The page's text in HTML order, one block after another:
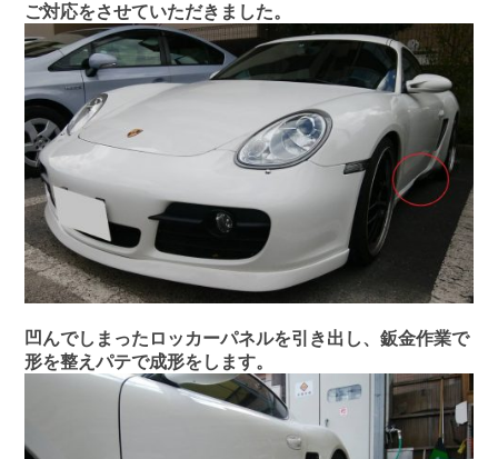
ご対応をさせていただきました。
凹んでしまったロッカーパネルを引き出し、鈑金作業で
形を整えパテで成形をします。